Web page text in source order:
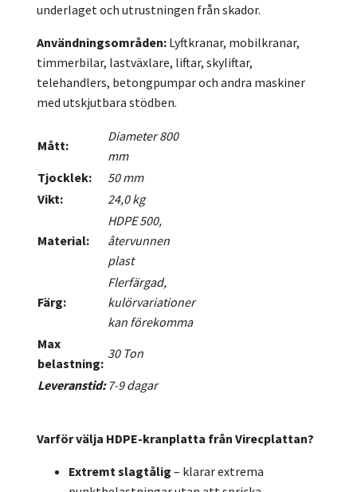
underlaget och utrustningen från skador.
Användningsområden: Lyftkranar, mobilkranar,
timmerbilar, lastväxlare, liftar, skyliftar,
telehandlers, betongpumpar och andra maskiner
med utskjutbara stödben.
Mått:
Diameter 800
mm
Tjocklek:
50 mm
Vikt:
24,0 kg
Material:
HDPE 500,
återvunnen
plast
Färg:
Flerfärgad,
kulörvariationer
kan förekomma
Max
belastning:
30 Ton
Leveranstid: 7-9 dagar
Varför välja HDPE-kranplatta från Virecplattan?
Extremt slagtålig – klarar extrema